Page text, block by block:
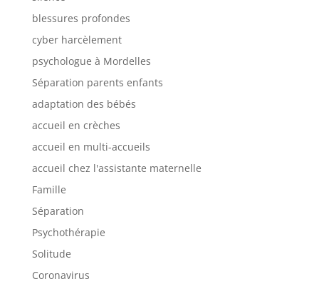
blessures profondes
cyber harcèlement
psychologue à Mordelles
Séparation parents enfants
adaptation des bébés
accueil en crèches
accueil en multi-accueils
accueil chez l'assistante maternelle
Famille
Séparation
Psychothérapie
Solitude
Coronavirus